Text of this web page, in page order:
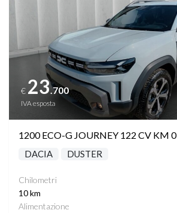
€ 23.700
IVA esposta
1200 ECO-G JOURNEY 122 CV KM 0
DACIA DUSTER
Chilometri
10 km
Alimentazione